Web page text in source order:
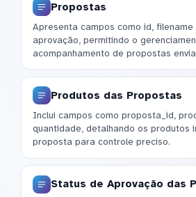
Propostas
Apresenta campos como id,
aprovação, permitindo o
acompanhamento de propostas
Produtos das Propostas
Inclui campos como proposta_id,
quantidade, detalhando os produtos
proposta para controle preciso.
Status de Aprovação das